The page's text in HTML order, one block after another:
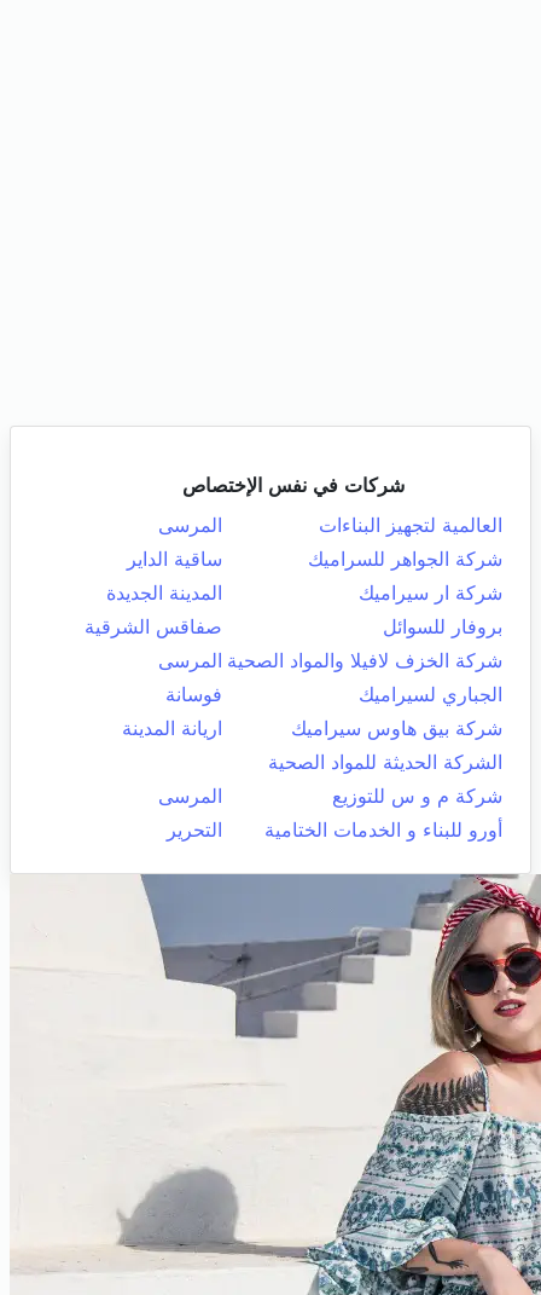
شركات في نفس الإختصاص
العالمية لتجهيز البناءات
المرسى
شركة الجواهر للسراميك
ساقية الداير
شركة ار سيراميك
المدينة الجديدة
بروفار للسوائل
صفاقس الشرقية
شركة الخزف لافيلا والمواد الصحية المرسى
الجباري لسيراميك
فوسانة
شركة بيق هاوس سيراميك
اريانة المدينة
الشركة الحديثة للمواد الصحية
شركة م و س للتوزيع
المرسى
أورو للبناء و الخدمات الختامية
التحرير